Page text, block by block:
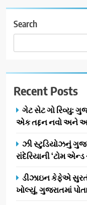
Search
Recent Posts
ગેટ સેટ ગો રિવ્યુ:
એક તદ્દન નવો અને
ઝી સ્ટુડિયોઝનું
રાંદેરિયાની ‘ટોમ
ડીઝાઇન કેફેએ
ખોલ્યું, ગુજરાતમાં